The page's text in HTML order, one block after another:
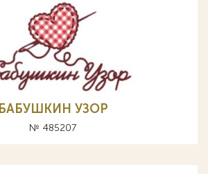
БАБУШКИН УЗОР
№ 485207